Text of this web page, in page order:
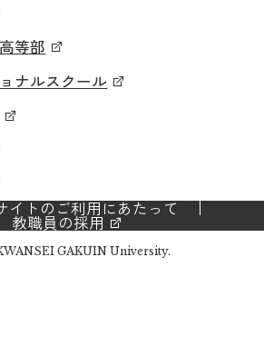
等部
ナルスクール
イトのご利用にあたって
教職員の採用
GAKUIN University.